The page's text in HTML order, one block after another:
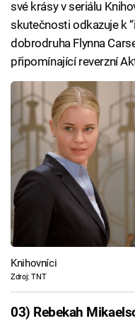
své krásy v seriálu
skutečnosti odkazuje k
dobrodruha Flynna
připomínající reverzní
Knihovníci
Zdroj: TNT
03) Rebekah